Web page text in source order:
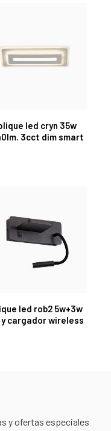
led cryn 35w
3cct dim smart
led rob2 5w+3w
y cargador wireless
y ofertas especiales